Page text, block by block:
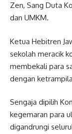
Zen, Sang Duta
dan UMKM.
Ketua Hebitren
sekolah meracik
membekali para
dengan
Sengaja dipilih
kegemaran para
digandrungi